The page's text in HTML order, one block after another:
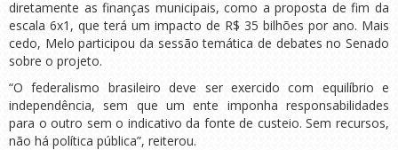
diretamente as finanças municipais, como a proposta de fim da
escala 6x1, que terá um impacto de R$ 35 bilhões por ano. Mais
cedo, Melo participou da sessão temática de debates no Senado
sobre o projeto.
“O federalismo brasileiro deve ser exercido com equilíbrio e
independência, sem que um ente imponha responsabilidades
para o outro sem o indicativo da fonte de custeio. Sem recursos,
não há política pública”, reiterou.